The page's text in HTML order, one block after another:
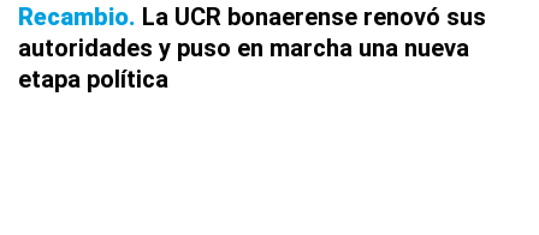
Recambio La UCR bonaerense renovó sus
autoridades y puso en marcha una nueva
etapa política